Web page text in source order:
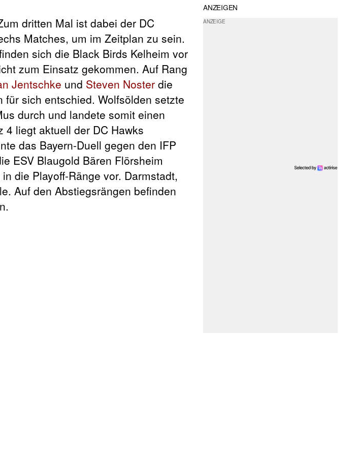
dritten Mal ist dabei der DC
Matches, um im Zeitplan zu sein.
sich die Black Birds Kelheim vor
zum Einsatz gekommen. Auf Rang
Jentschke und Steven Noster die
sich entschied. Wolfsölden setzte
durch und landete somit einen
4 liegt aktuell der DC Hawks
das Bayern-Duell gegen den IFP
ESV Blaugold Bären Flörsheim
die Playoff-Ränge vor. Darmstadt,
Auf den Abstiegsrängen befinden
ANZEIGEN